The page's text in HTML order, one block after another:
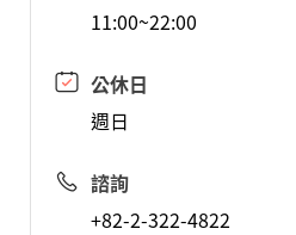
11:00~22:00
公休日
週日
諮詢
+82-2-322-4822